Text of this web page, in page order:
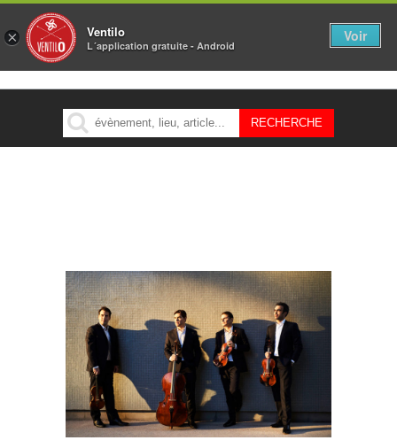
MENU
× Ventilo
L´application gratuite - Android
Voir